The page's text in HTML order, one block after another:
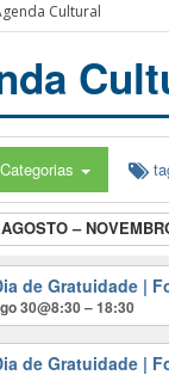
Cultural
Categorias
AGOSTO –
de Gratuidade |
30@8:30 – 18:30
de Gratuidade |